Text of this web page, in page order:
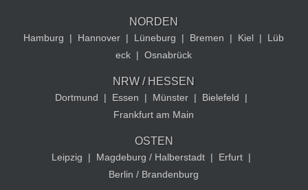
NORDEN
Hamburg | Hannover | Lüneburg | Bremen | Kiel |
Lüb
eck | Osnabrück
NRW / HESSEN
Dortmund | Essen | Münster | Bielefeld
|
Frankfurt am Main
OSTEN
Leipzig | Magdeburg / Halberstadt | Erfurt |
Berlin / Brandenburg